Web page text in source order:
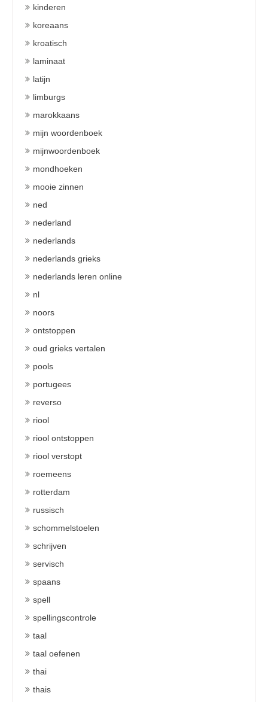
kinderen
koreaans
kroatisch
laminaat
latijn
limburgs
marokkaans
mijn woordenboek
mijnwoordenboek
mondhoeken
mooie zinnen
ned
nederland
nederlands
nederlands grieks
nederlands leren online
nl
noors
ontstoppen
oud grieks vertalen
pools
portugees
reverso
riool
riool ontstoppen
riool verstopt
roemeens
rotterdam
russisch
schommelstoelen
schrijven
servisch
spaans
spell
spellingscontrole
taal
taal oefenen
thai
thais